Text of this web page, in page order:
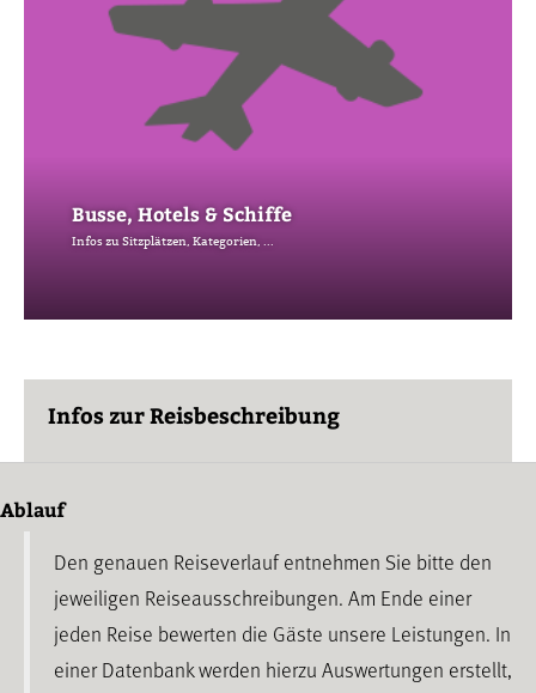
Busse, Hotels & Schiffe
Infos zu Sitzplätzen, Kategorien, ...
Infos zur Reisbeschreibung
Ablauf
Den genauen Reiseverlauf entnehmen Sie bitte den
jeweiligen Reiseausschreibungen. Am Ende einer
jeden Reise bewerten die Gäste unsere Leistungen. In
einer Datenbank werden hierzu Auswertungen erstellt,